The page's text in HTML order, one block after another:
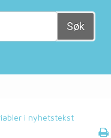
Søk
i nyhetstekst